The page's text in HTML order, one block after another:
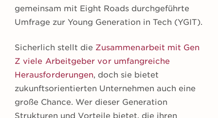
gemeinsam mit Eight Roads durchgeführte
Umfrage zur Young Generation in Tech (YGIT).
Sicherlich stellt die Zusammenarbeit mit Gen
Z viele Arbeitgeber vor umfangreiche
Herausforderungen, doch sie bietet
zukunftsorientierten Unternehmen auch eine
große Chance. Wer dieser Generation
Strukturen und Vorteile bietet, die ihren